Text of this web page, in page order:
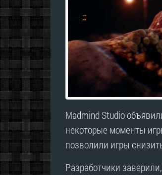
Madmind Studio
некоторые моменты
позволили игры
Разработчики